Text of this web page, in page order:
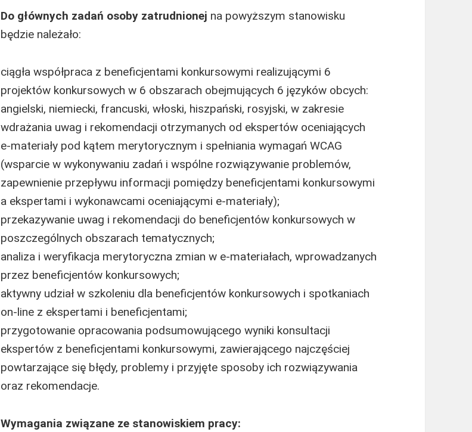
Do głównych zadań osoby zatrudnionej na powyższym stanowisku
będzie należało:
ciągła współpraca z beneficjentami konkursowymi realizującymi 6
projektów konkursowych w 6 obszarach obejmujących 6 języków obcych:
angielski, niemiecki, francuski, włoski, hiszpański, rosyjski, w zakresie
wdrażania uwag i rekomendacji otrzymanych od ekspertów oceniających
e-materiały pod kątem merytorycznym i spełniania wymagań WCAG
(wsparcie w wykonywaniu zadań i wspólne rozwiązywanie problemów,
zapewnienie przepływu informacji pomiędzy beneficjentami konkursowymi
a ekspertami i wykonawcami oceniającymi e-materiały);
przekazywanie uwag i rekomendacji do beneficjentów konkursowych w
poszczególnych obszarach tematycznych;
analiza i weryfikacja merytoryczna zmian w e-materiałach, wprowadzanych
przez beneficjentów konkursowych;
aktywny udział w szkoleniu dla beneficjentów konkursowych i spotkaniach
on-line z ekspertami i beneficjentami;
przygotowanie opracowania podsumowującego wyniki konsultacji
ekspertów z beneficjentami konkursowymi, zawierającego najczęściej
powtarzające się błędy, problemy i przyjęte sposoby ich rozwiązywania
oraz rekomendacje.
Wymagania związane ze stanowiskiem pracy: